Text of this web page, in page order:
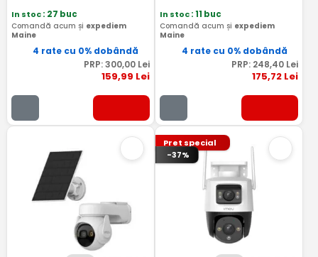
In stoc: 27 buc
Comandă acum și expediem
Maine
4 rate cu 0% dobândă
PRP:300,00Lei
159,99 Lei
In stoc: 11 buc
Comandă acum și expediem
Maine
4 rate cu 0% dobândă
PRP: 248,40 Lei
175,72 Lei
Pret special
-37%